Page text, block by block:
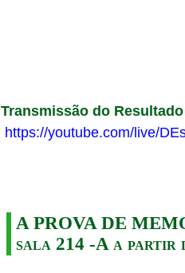
Transmissão do
https://youtube.com/live/
A PROVA DE
sala 214 -A a partir